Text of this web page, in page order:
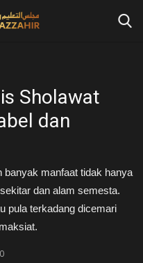
Sholawat
dan
banyak manfaat tidak hanya
dan alam semesta.
pula terkadang dicemari